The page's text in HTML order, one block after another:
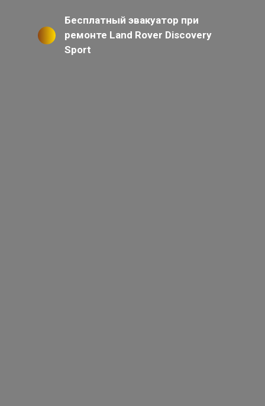
Бесплатный эвакуатор при
ремонте Land Rover Discovery
Sport